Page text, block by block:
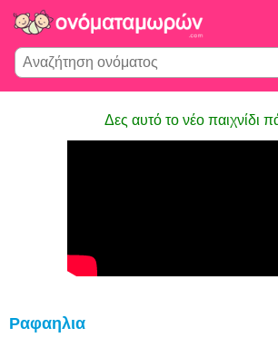
Δες αυτό το νέο παιχνίδι
Ραφαηλια